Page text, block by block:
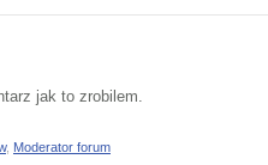
jak to zrobilem.
, Moderator forum